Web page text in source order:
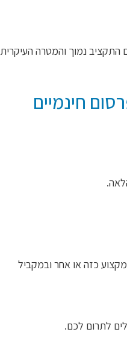
התקציב נמוך והמטרה העיקרית
חינמיים
כזה או אחר ובמקביל
לתרום לכם.